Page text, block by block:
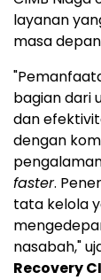
layanan
masa
bagian dari
dan
dengan
faster.
tata kelola
nasabah,"
Recovery